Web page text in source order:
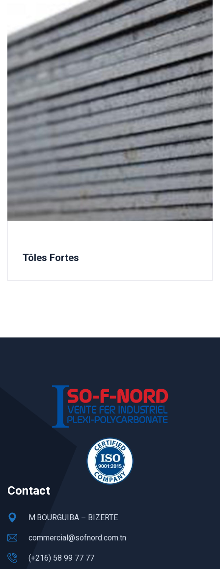
Tôles Fortes
Contact
M.BOURGUIBA – BIZERTE
commercial@sofnord.com.tn
(+216) 58 99 77 77